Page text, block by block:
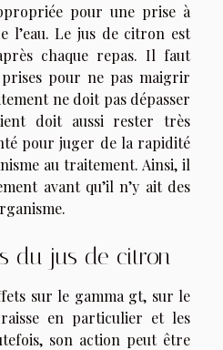
pour une prise à
l’eau. Le jus de citron est
chaque repas. Il faut
pour ne pas maigrir
ne doit pas dépasser
doit aussi rester très
pour juger de la rapidité
au traitement. Ainsi, il
avant qu’il n’y ait des
du jus de citron
sur le gamma gt, sur le
en particulier et les
son action peut être